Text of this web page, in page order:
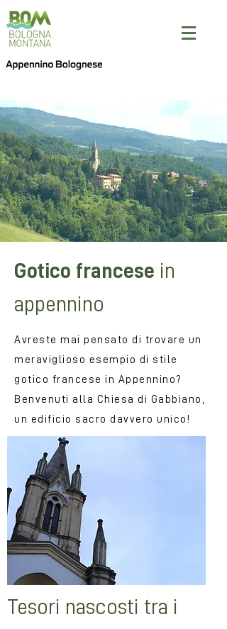
Gotico francese in
appennino
Avreste mai pensato di trovare un
meraviglioso esempio di stile
gotico francese in Appennino?
Benvenuti alla Chiesa di Gabbiano,
un edificio sacro davvero unico!
Tesori nascosti tra i